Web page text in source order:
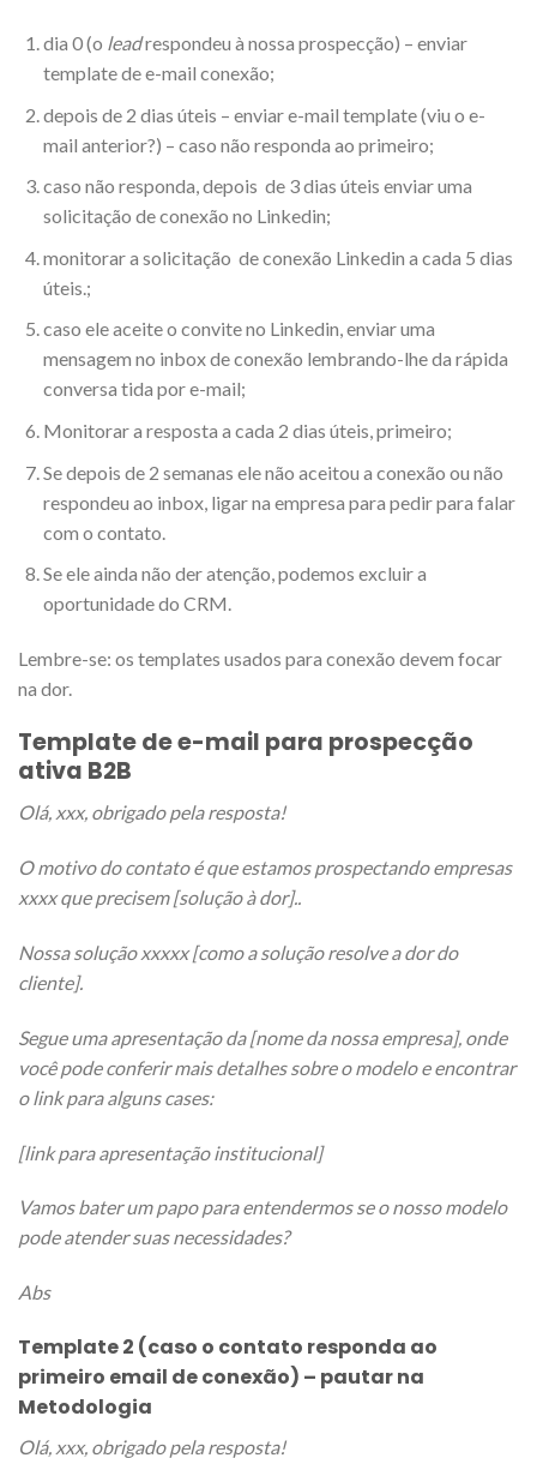
dia 0 (o leadrespondeu à nossa prospecção) – enviar
template de e-mail conexão;
depois de 2 dias úteis – enviar e-mail template (viu o e-
mail anterior?) – caso não responda ao primeiro;
caso não responda, depois de 3 dias úteis enviar uma
solicitação de conexão no Linkedin;
monitorar a solicitação de conexão Linkedin a cada 5 dias
úteis.;
caso ele aceite o convite no Linkedin, enviar uma
mensagem no inbox de conexão lembrando-lhe da rápida
conversa tida por e-mail;
Monitorar a resposta a cada 2 dias úteis, primeiro;
Se depois de 2 semanas ele não aceitou a conexão ou não
respondeu ao inbox, ligar na empresa para pedir para falar
com o contato.
Se ele ainda não der atenção, podemos excluir a
oportunidade do CRM.
Lembre-se: os templates usados para conexão devem focar
na dor.
Template de e-mail para prospecção
ativa B2B
Olá, xxx, obrigado pela resposta!
O motivo do contato é que estamos prospectando empresas
xxxx que precisem [solução à dor]..
Nossa solução xxxxx [como a solução resolve a dor do
cliente].
Segue uma apresentação da [nome da nossa empresa], onde
você pode conferir mais detalhes sobre o modelo e encontrar
o link para alguns cases:
[link para apresentação institucional]
Vamos bater um papo para entendermos se o nosso modelo
pode atender suas necessidades?
Abs
Template 2 (caso o contato responda ao
primeiro email de conexão) – pautar na
Metodologia
Olá, xxx, obrigado pela resposta!